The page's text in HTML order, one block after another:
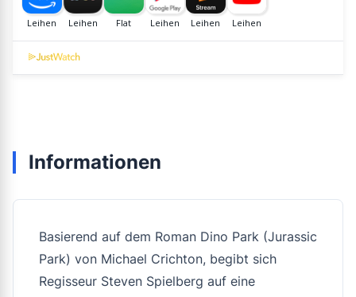
Informationen
Basierend auf dem Roman Dino Park (Jurassic
Park) von Michael Crichton, begibt sich
Regisseur Steven Spielberg auf eine